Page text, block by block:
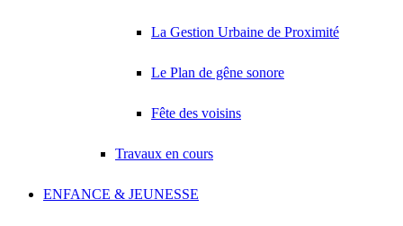
La Gestion Urbaine de Proximité
Le Plan de gêne sonore
Fête des voisins
Travaux en cours
ENFANCE & JEUNESSE